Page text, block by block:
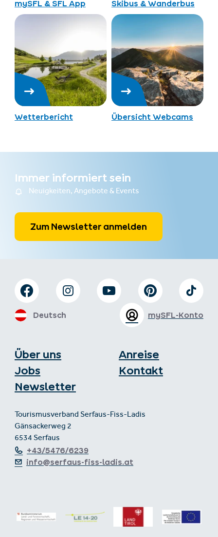
mySFL & SFL App Skibus & Wanderbus
Wetterbericht Übersicht Webcams
Immer informiert sein
Neuigkeiten, Angebote & Events
Zum Newsletter anmelden
Über uns
Jobs
Newsletter
Anreise
Kontakt
Tourismusverband Serfaus-Fiss-Ladis
Gänsackerweg 2
6534 Serfaus
+43/5476/6239
info@serfaus-fiss-ladis.at
mySFL-Konto
Deutsch